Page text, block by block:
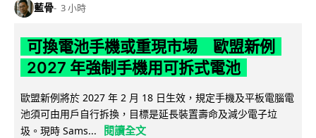
藍骨 3 小時
可換電池手機或重現市場 歐盟新例
2027 年強制手機用可拆式電池
歐盟新例將於 2027 年 2 月 18 日生效，規定手機及平板電腦電
池須可由用戶自行拆換，目標是延長裝置壽命及減少電子垃
圾。現時 Sams...
閱讀全文